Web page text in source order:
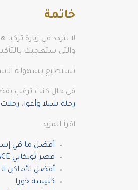
خاتمة
والتي ستعجبك
تستطيع بسهولة
في حال كنت ترغب
رحلة شيلا وأغوا،
اقرأ المزيد:
أفضل ما في
قصر توبكابي TOPKAPI PALACE
أفضل الأماكن
كنيسة خورا